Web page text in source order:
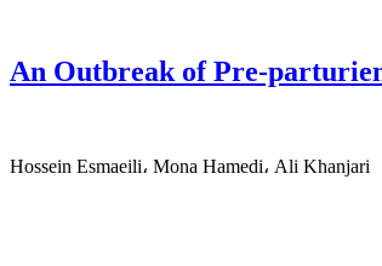
An Outbreak of Pre-
Hossein Esmaeili، Mona Hamedi، Ali Khanjari